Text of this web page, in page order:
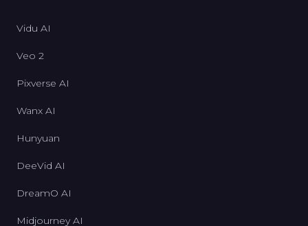
Vidu AI
Veo 2
Pixverse AI
Wanx AI
Hunyuan
DeeVid AI
DreamO AI
Midjourney AI